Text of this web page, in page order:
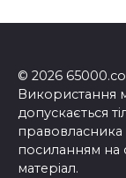
© 2026
Використання
допускається
посиланням на
матеріал.